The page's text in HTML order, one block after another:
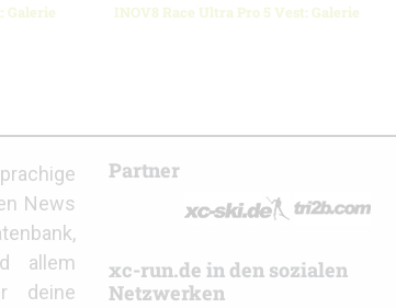
Galerie INOV8 Race Ultra Pro 5 Vest: Galerie
News
allem
deine
Partner
xc-run.de in den sozialen
Netzwerken